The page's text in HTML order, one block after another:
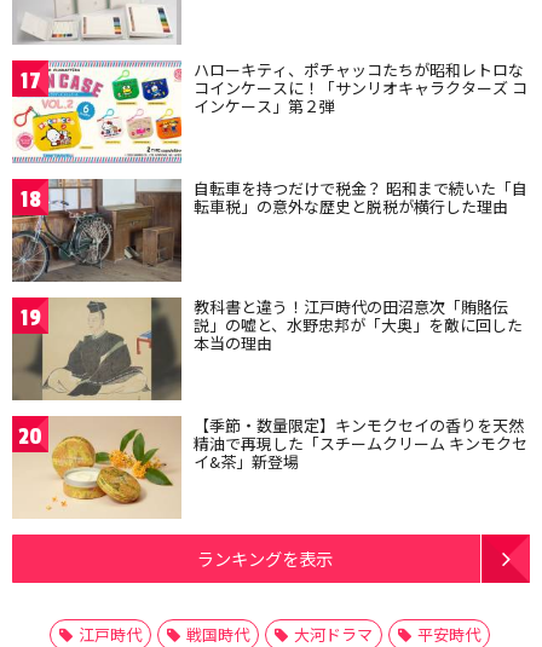
17 ハローキティ、ポチャッコたちが昭和レトロな
コインケースに！「サンリオキャラクターズ コ
インケース」第２弾
18 自転車を持つだけで税金？ 昭和まで続いた「自
転車税」の意外な歴史と脱税が横行した理由
19 教科書と違う！江戸時代の田沼意次「賄賂伝
説」の嘘と、水野忠邦が「大奥」を敵に回した
本当の理由
20 【季節・数量限定】キンモクセイの香りを天然
精油で再現した「スチームクリーム キンモクセ
イ&茶」新登場
ランキングを表示
江戸時代 戦国時代 大河ドラマ
平安時代